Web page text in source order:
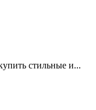
стильные и...